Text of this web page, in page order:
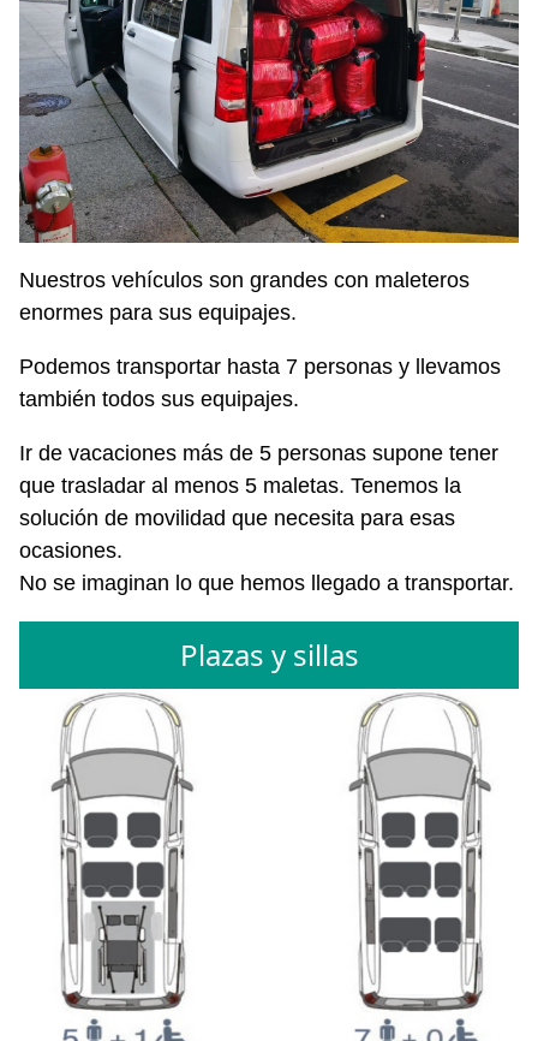
Nuestros vehículos son grandes con maleteros
enormes para sus equipajes.
Podemos transportar hasta 7 personas y llevamos
también todos sus equipajes.
Ir de vacaciones más de 5 personas supone tener
que trasladar al menos 5 maletas. Tenemos la
solución de movilidad que necesita para esas
ocasiones.
No se imaginan lo que hemos llegado a transportar.
Plazas y sillas